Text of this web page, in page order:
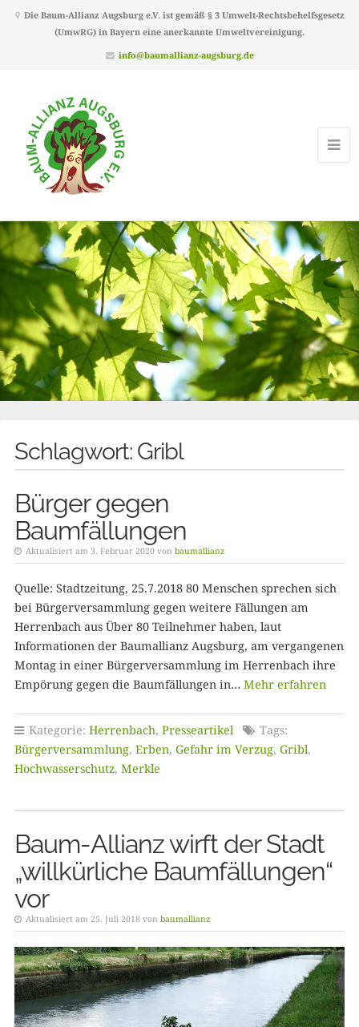
Die Baum-Allianz Augsburg e.V. ist gemäß § 3 Umwelt-Rechtsbehelfsgesetz
(UmwRG) in Bayern eine anerkannte Umweltvereinigung.
info@baumallianz-augsburg.de
Schlagwort: Gribl
Bürger gegen
Baumfällungen
Aktualisiert am 3. Februar 2020 von baumallianz
Quelle: Stadtzeitung, 25.7.2018 80 Menschen sprechen sich
bei Bürgerversammlung gegen weitere Fällungen am
Herrenbach aus Über 80 Teilnehmer haben, laut
Informationen der Baumallianz Augsburg, am vergangenen
Montag in einer Bürgerversammlung im Herrenbach ihre
Empörung gegen die Baumfällungen in… Mehr erfahren
Kategorie: Herrenbach, Presseartikel
Tags:
Bürgerversammlung, Erben, Gefahr im Verzug, Gribl,
Hochwasserschutz, Merkle
Baum-Allianz wirft der Stadt
„willkürliche Baumfällungen“
vor
Aktualisiert am 25. Juli 2018 von baumallianz